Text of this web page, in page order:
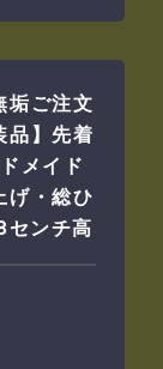
垢ご注文
品】先着
メイド
げ・総ひ
センチ高